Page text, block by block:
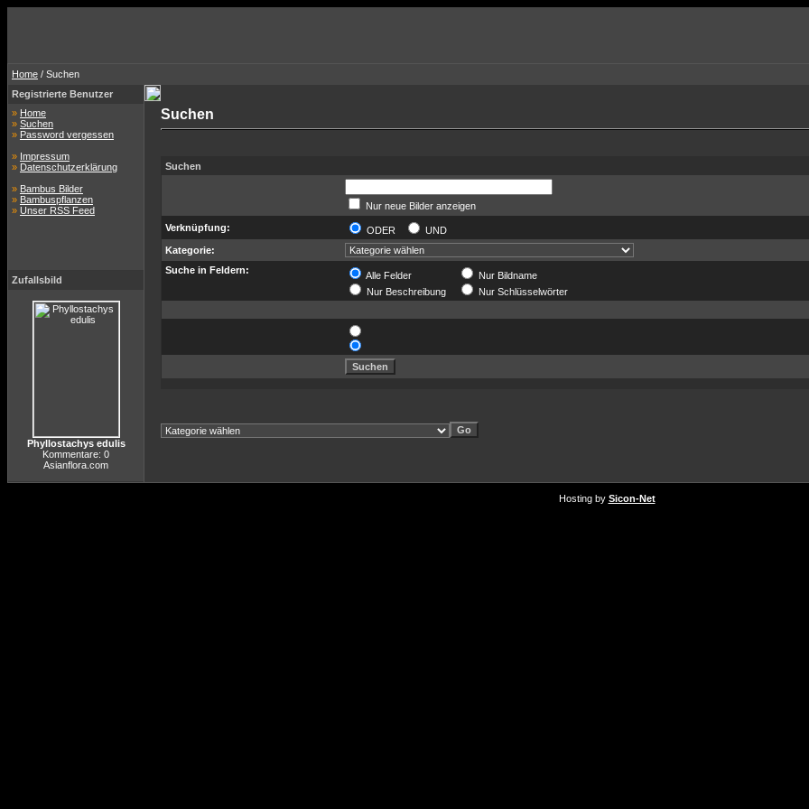
Home / Suchen
Registrierte Benutzer
» Home
» Suchen
» Password vergessen
» Impressum
» Datenschutzerklärung
» Bambus Bilder
» Bambuspflanzen
» Unser RSS Feed
Zufallsbild
Phyllostachys edulis
Kommentare: 0
Asianflora.com
Suchen
Suchen
Nur neue Bilder anzeigen
Verknüpfung:
ODER
UND
Kategorie:
Suche in Feldern:
Alle Felder
Nur Bildname
Nur Beschreibung
Nur Schlüsselwörter
Hosting by Sicon-Net